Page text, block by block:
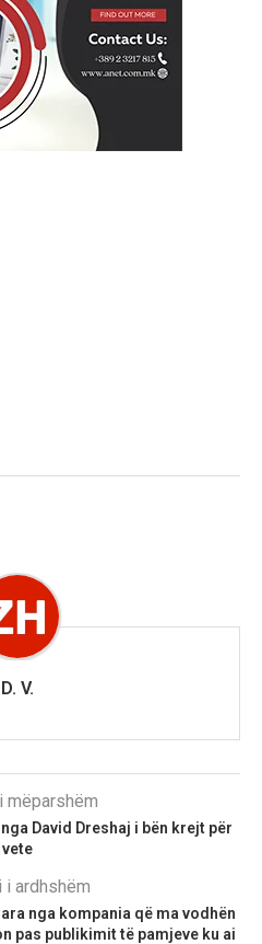
D. V.
mëparshëm
David Dreshaj i bën krejt për
vete
i ardhshëm
nga kompania që ma vodhën
pas publikimit të pamjeve ku ai